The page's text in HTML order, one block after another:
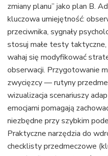
zmiany planu” jako plan B.
kluczowa umiejętność:
przeciwnika, sygnały
stosuj małe testy taktyczne,
wahaj się modyfikować
obserwacji. Przygotowanie
zwycięzcy — rutyny
wizualizacja scenariuszy
emocjami pomagają
niezbędne przy szybkim
Praktyczne narzędzia do
checklisty przedmeczowe